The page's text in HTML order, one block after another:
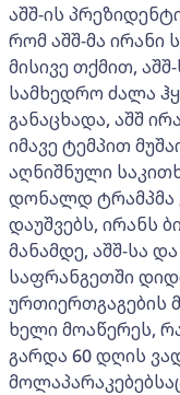
აშშ-ის
რომ აშშ-მა ირანი
მისივე თქმით,
სამხედრო ძალა
განაცხადა, აშშ
იმავე ტემპით
აღნიშნული
დონალდ ტრამპმა
დაუშვებს, ირანს
მანამდე, აშშ-სა
საფრანგეთში
ხელი მოაწერეს,
გარდა 60 დღის